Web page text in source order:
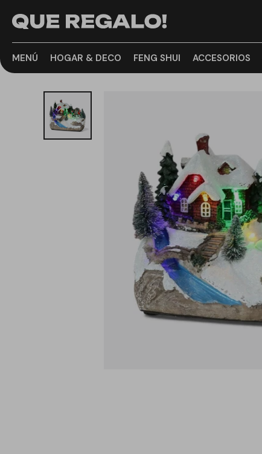
MENÚ HOGAR & DECO FENG SHUI ACCESORIOS